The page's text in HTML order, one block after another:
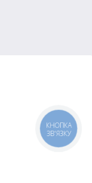
КНОПКА
ЗВ'ЯЗКУ